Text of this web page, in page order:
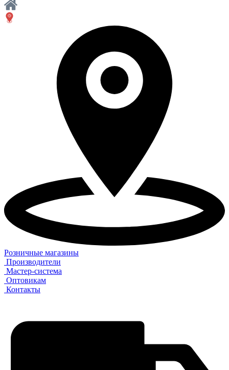
Розничные магазины
Производители
Мастер-система
Оптовикам
Контакты